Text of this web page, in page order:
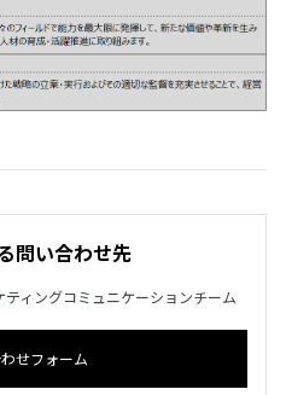
問い合わせ先
ィングコミュニケーションチーム
せフォーム